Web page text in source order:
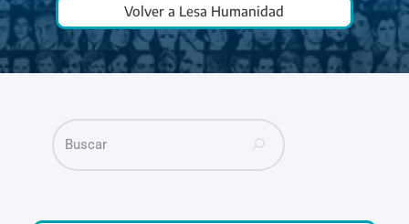
Volver a Lesa Humanidad